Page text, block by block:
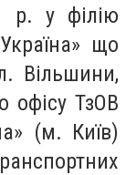
р. у філію
що
Вільшини,
офісу ТзОВ
(м. Київ)